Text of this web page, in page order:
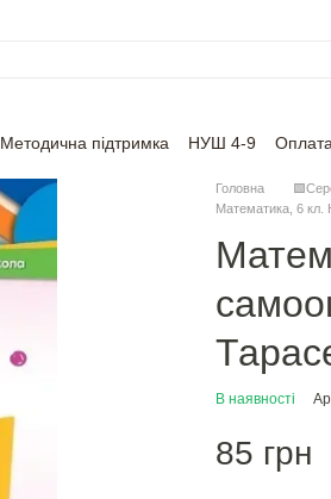
Методична підтримка НУШ 4-9
Головна
Математика, 6
В наявності
85 грн